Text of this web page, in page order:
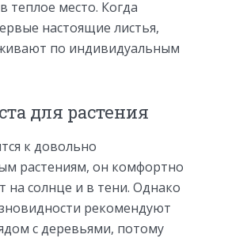
теплое место. Когда
настоящие листья,
по индивидуальным
для растения
к довольно
растениям, он комфортно
на солнце и в тени. Однако
рекомендуют
с деревьями, потому